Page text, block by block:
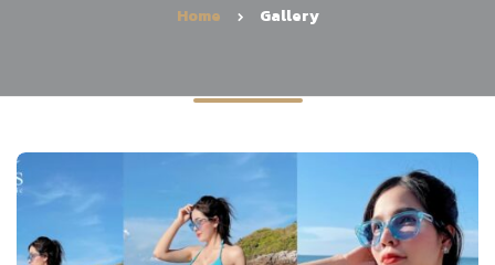
Home Gallery